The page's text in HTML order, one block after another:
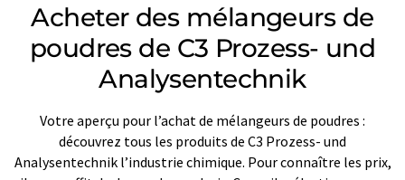
Acheter des mélangeurs de
poudres de C3 Prozess- und
Analysentechnik
Votre aperçu pour l’achat de mélangeurs de poudres :
découvrez tous les produits de C3 Prozess- und
Analysentechnik l’industrie chimique. Pour connaître les prix,